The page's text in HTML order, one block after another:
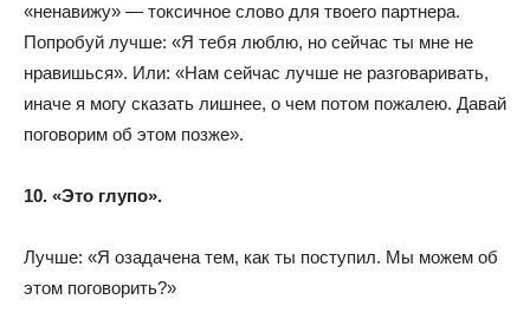
«ненавижу» — токсичное слово для твоего партнера.
Попробуй лучше: «Я тебя люблю, но сейчас ты мне не
нравишься». Или: «Нам сейчас лучше не разговаривать,
иначе я могу сказать лишнее, о чем потом пожалею. Давай
поговорим об этом позже».
10. «Это глупо».
Лучше: «Я озадачена тем, как ты поступил. Мы можем об
этом поговорить?»